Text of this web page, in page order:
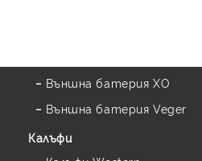
Външна батерия XO
Външна батерия Veger
Калъфи